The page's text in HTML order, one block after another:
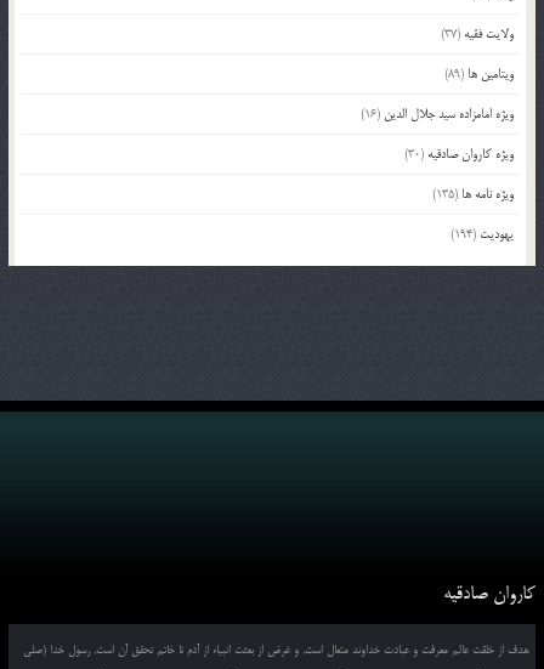
ولایت فقیه (37)
ویتامین ها (89)
ویژه امامزاده سید جلال الدین (16)
ویژه کاروان صادقیه (30)
ویژه نامه ها (135)
یهودیت (194)
کاروان صادقیه
هدف از خلقت عالم معرفت و عبادت خداوند متعال است, و غرض از بعثت انبیاء از آدم تا خاتم تحقق آن است, رسول خدا (صلی